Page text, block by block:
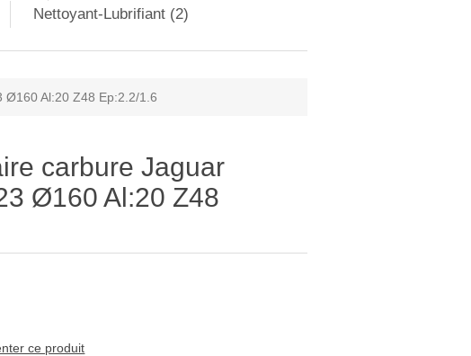
Nettoyant-Lubrifiant (2)
Ø160 Al:20 Z48 Ep:2.2/1.6
carbure Jaguar
Ø160 Al:20 Z48
ce produit